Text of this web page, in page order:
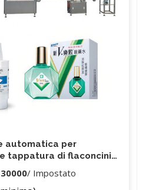
automatica per
tappatura di flaconcini
di piccole dimensioni
/ Impostato